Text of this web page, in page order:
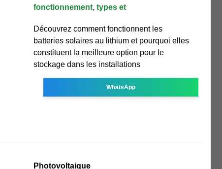
fonctionnement, types et
Découvrez comment fonctionnent les
batteries solaires au lithium et pourquoi elles
constituent la meilleure option pour le
stockage dans les installations
WhatsApp
Photovoltaique